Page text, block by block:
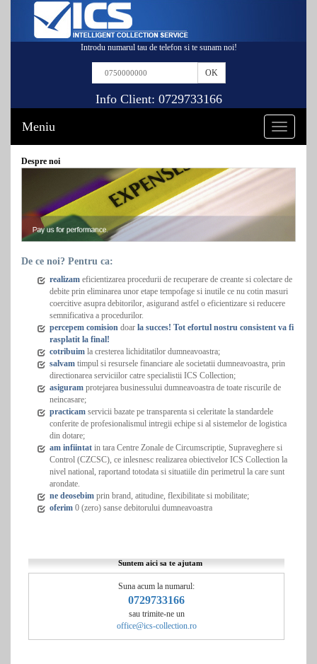
Introdu numarul tau de telefon si te sunam noi!
Info Client: 0729733166
Toggle
navigation
Meniu
Despre noi
De ce noi? Pentru ca:
realizam eficientizarea procedurii de recuperare de creante si colectare de
debite prin eliminarea unor etape tempofage si inutile ce nu cotin masuri
coercitive asupra debitorilor, asigurand astfel o eficientizare si reducere
semnificativa a procedurilor.
percepem comision doar la succes! Tot efortul nostru consistent va fi
rasplatit la final!
cotribuim la cresterea lichiditatilor dumneavoastra;
salvam timpul si resursele financiare ale societatii dumneavoastra, prin
directionarea serviciilor catre specialistii ICS Collection;
asiguram protejarea businessului dumneavoastra de toate riscurile de
neincasare;
practicam servicii bazate pe transparenta si celeritate la standardele
conferite de profesionalismul intregii echipe si al sistemelor de logistica
din dotare;
am infiintat in tara Centre Zonale de Circumscriptie, Supraveghere si
Control (CZCSC), ce inlesnesc realizarea obiectivelor ICS Collection la
nivel national, raportand totodata si situatiile din perimetrul la care sunt
arondate.
ne deosebim prin brand, atitudine, flexibilitate si mobilitate;
oferim 0 (zero) sanse debitorului dumneavoastra
Suntem aici sa te ajutam
Suna acum la numarul:
0729733166
sau trimite-ne un
office@ics-collection.ro